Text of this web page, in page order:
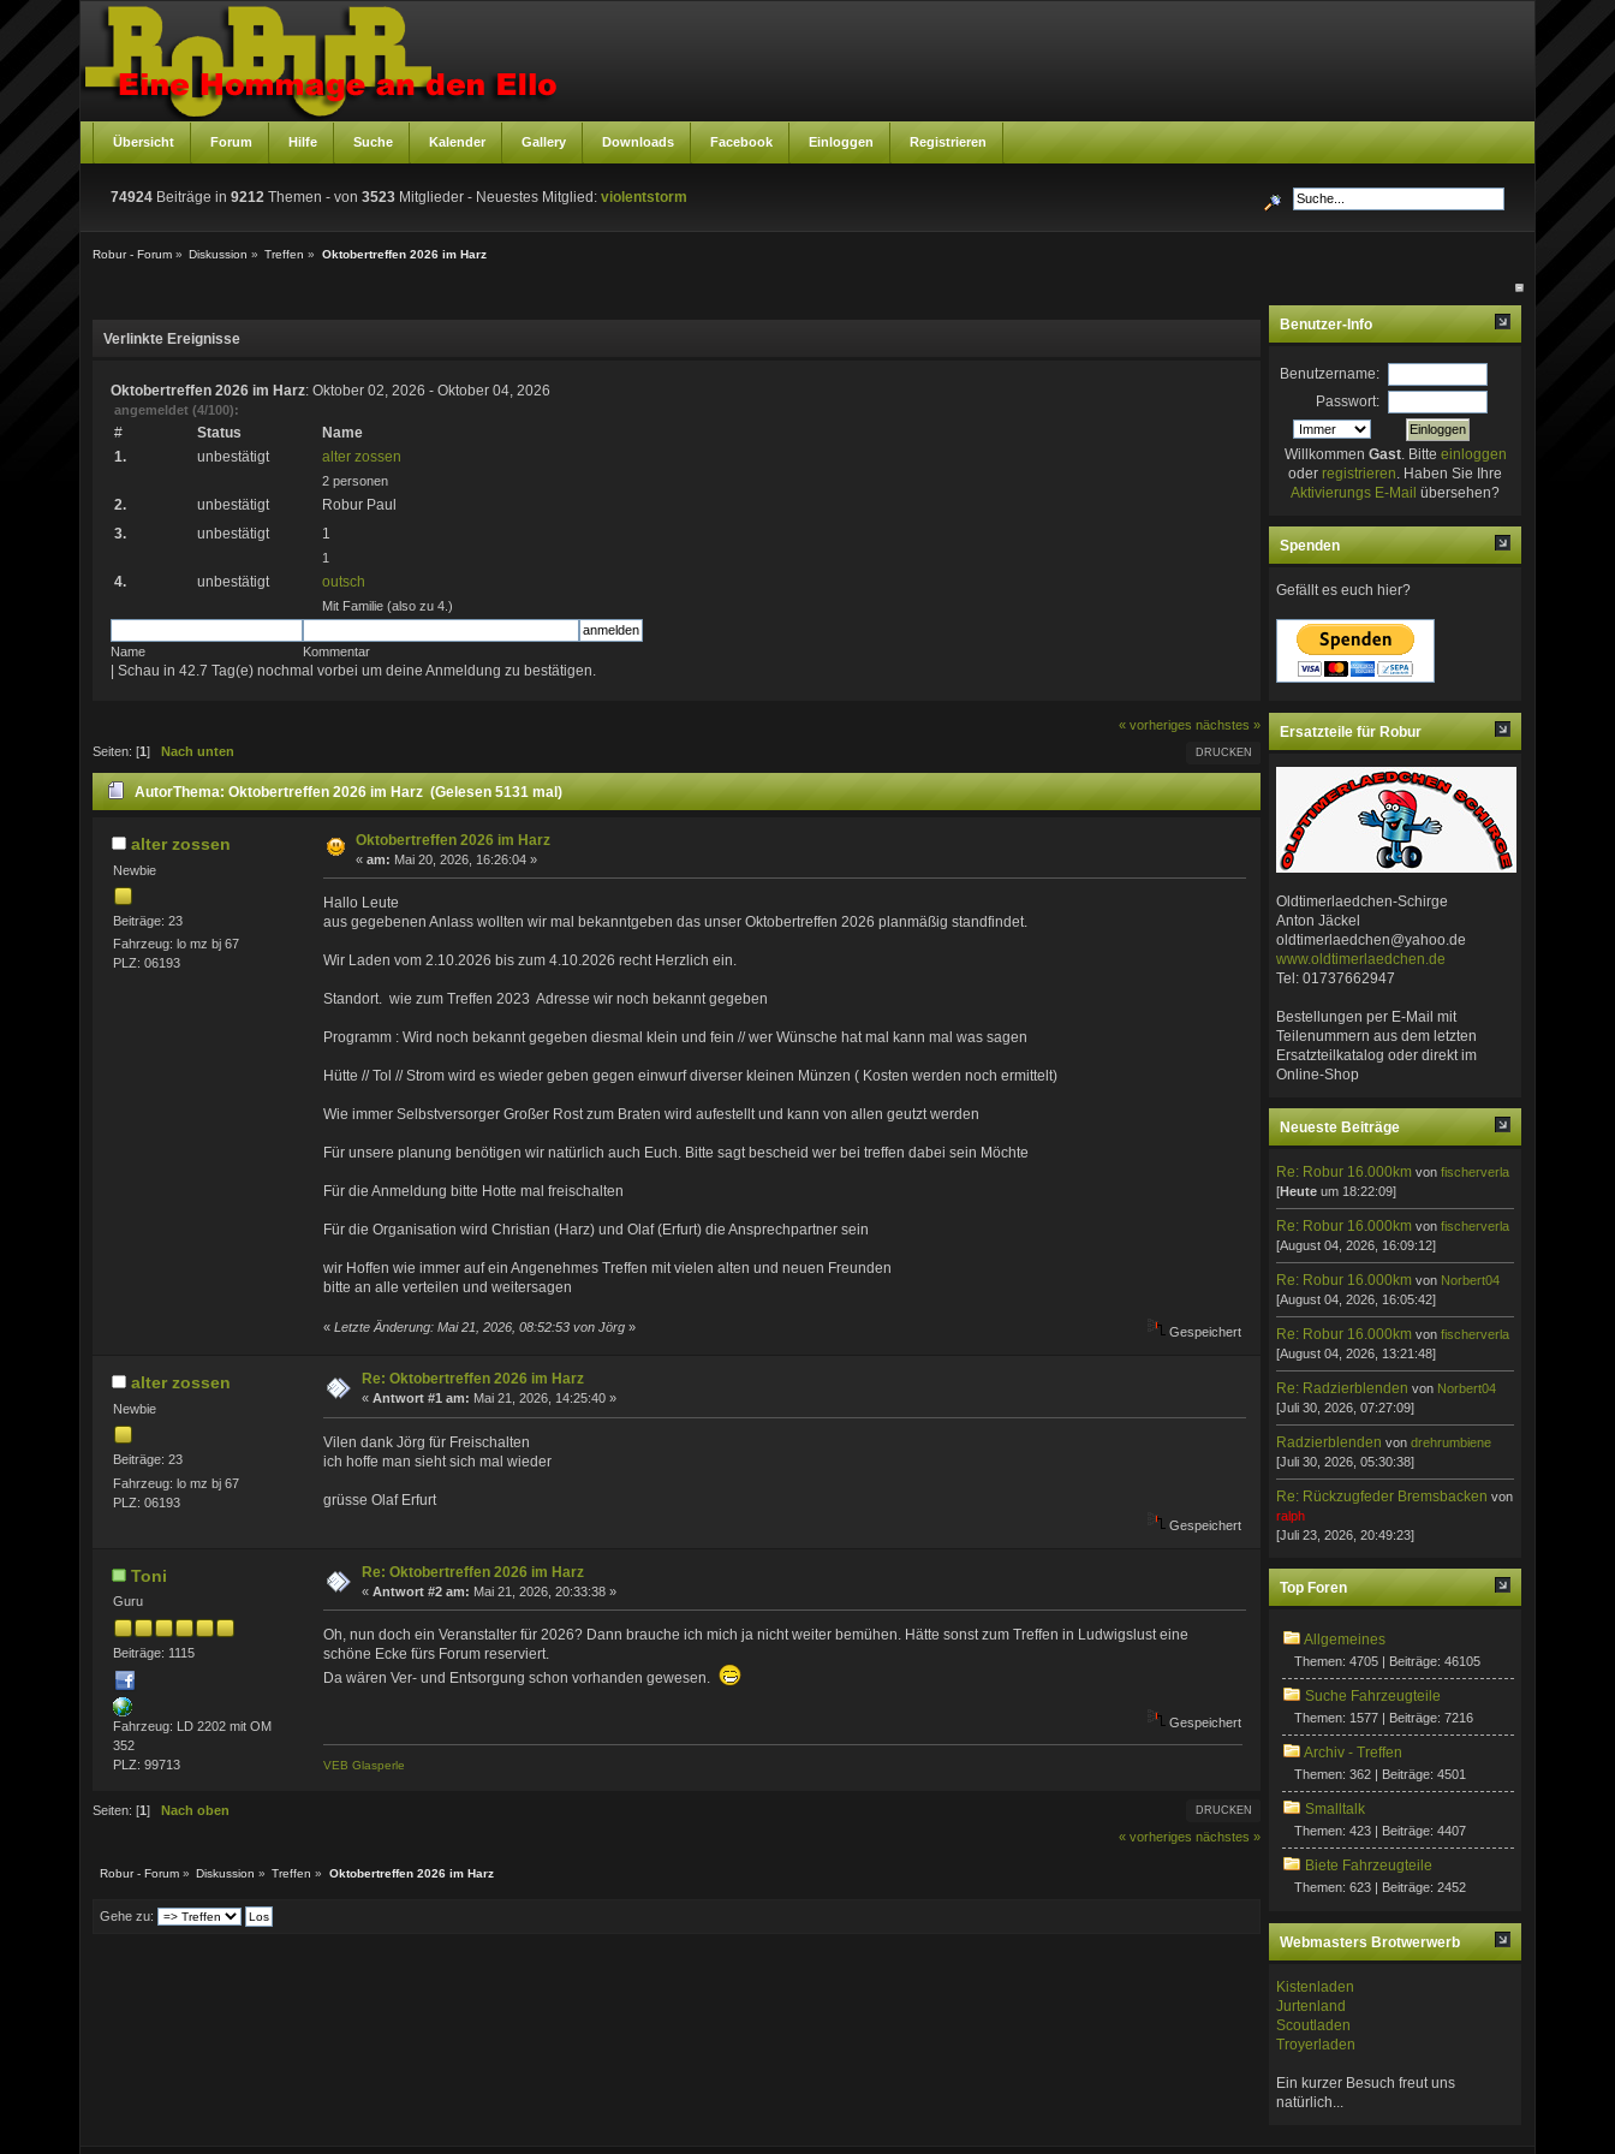
Übersicht Forum Hilfe Suche Kalender Gallery Downloads Facebook Einloggen Registrieren
74924 Beiträge in9212 Themen - von3523 Mitglieder - Neuestes Mitglied:violentstorm
Robur - Forum » Diskussion » Treffen » Oktobertreffen 2026 im Harz
Verlinkte Ereignisse
Oktobertreffen 2026 im Harz: Oktober 02, 2026 - Oktober 04, 2026
angemeldet (4/100):
# Status
Name
1.
unbestätigt alter zossen
2 personen
2. unbestätigt
Robur Paul
3.
unbestätigt 1
1
4. unbestätigt outsch
Mit Familie (also zu 4.)
Name Kommentar
| Schau in 42.7 Tag(e) nochmal vorbei um deine Anmeldung zu bestätigen.
« vorheriges nächstes »
DRUCKEN
Seiten: [1] Nach unten
AutorThema: Oktobertreffen 2026 im Harz (Gelesen 5131 mal)
alter zossen
Newbie
Beiträge: 23
Fahrzeug: lo mz bj 67
PLZ: 06193
Oktobertreffen 2026 im Harz
«am: Mai 20, 2026, 16:26:04 »
Hallo Leute
aus gegebenen Anlass wollten wir mal bekanntgeben das unser Oktobertreffen 2026 planmäßig standfindet.
Wir Laden vom 2.10.2026 bis zum 4.10.2026 recht Herzlich ein.
Standort. wie zum Treffen 2023 Adresse wir noch bekannt gegeben
Programm : Wird noch bekannt gegeben diesmal klein und fein // wer Wünsche hat mal kann mal was sagen
Hütte // Tol // Strom wird es wieder geben gegen einwurf diverser kleinen Münzen ( Kosten werden noch ermittelt)
Wie immer Selbstversorger Großer Rost zum Braten wird aufestellt und kann von allen geutzt werden
Für unsere planung benötigen wir natürlich auch Euch. Bitte sagt bescheid wer bei treffen dabei sein Möchte
Für die Anmeldung bitte Hotte mal freischalten
Für die Organisation wird Christian (Harz) und Olaf (Erfurt) die Ansprechpartner sein
wir Hoffen wie immer auf ein Angenehmes Treffen mit vielen alten und neuen Freunden
bitte an alle verteilen und weitersagen
«Letzte Änderung: Mai 21, 2026, 08:52:53 von Jörg » Gespeichert
alter zossen
Newbie
Beiträge: 23
Fahrzeug: lo mz bj 67
PLZ: 06193
Re: Oktobertreffen 2026 im Harz
«Antwort #1 am: Mai 21, 2026, 14:25:40 »
Vilen dank Jörg für Freischalten
ich hoffe man sieht sich mal wieder
grüsse Olaf Erfurt
Gespeichert
Toni
Guru
Beiträge: 1115
Fahrzeug: LD 2202 mit OM
352
PLZ: 99713
Re: Oktobertreffen 2026 im Harz
«Antwort #2 am: Mai 21, 2026, 20:33:38 »
Oh, nun doch ein Veranstalter für 2026? Dann brauche ich mich ja nicht weiter bemühen. Hätte sonst zum Treffen in Ludwigslust eine
schöne Ecke fürs Forum reserviert.
Da wären Ver- und Entsorgung schon vorhanden gewesen.
Gespeichert
VEB Glasperle
DRUCKEN
Seiten: [1]Nach oben
« vorheriges nächstes »
Robur - Forum » Diskussion » Treffen » Oktobertreffen 2026 im Harz
Gehe zu:
Benutzer-Info
Benutzername:
Passwort:
Willkommen Gast. Bitte einloggen
oder registrieren . Haben Sie Ihre
Aktivierungs E-Mail übersehen?
Spenden
Gefällt es euch hier?
Ersatzteile für Robur
Oldtimerlaedchen-Schirge
Anton Jäckel
oldtimerlaedchen@yahoo.de
www.oldtimerlaedchen.de
Tel: 01737662947
Bestellungen per E-Mail mit
Teilenummern aus dem letzten
Ersatzteilkatalog oder direkt im
Online-Shop
Neueste Beiträge
Re: Robur 16.000km vonfischerverla
[Heute um 18:22:09]
Re: Robur 16.000km vonfischerverla
[August 04, 2026, 16:09:12]
Re: Robur 16.000km von Norbert04
[August 04, 2026, 16:05:42]
Re: Robur 16.000km vonfischerverla
[August 04, 2026, 13:21:48]
Re: Radzierblendenvon Norbert04
[Juli 30, 2026, 07:27:09]
Radzierblendenvondrehrumbiene
[Juli 30, 2026, 05:30:38]
Re: Rückzugfeder Bremsbacken von
ralph
[Juli 23, 2026, 20:49:23]
Top Foren
Allgemeines
Themen: 4705 | Beiträge: 46105
Suche Fahrzeugteile
Themen: 1577 | Beiträge: 7216
Archiv - Treffen
Themen: 362 | Beiträge: 4501
Smalltalk
Themen: 423 | Beiträge: 4407
Biete Fahrzeugteile
Themen: 623 | Beiträge: 2452
Webmasters Brotwerwerb
Kistenladen
Jurtenland
Scoutladen
Troyerladen
Ein kurzer Besuch freut uns
natürlich...